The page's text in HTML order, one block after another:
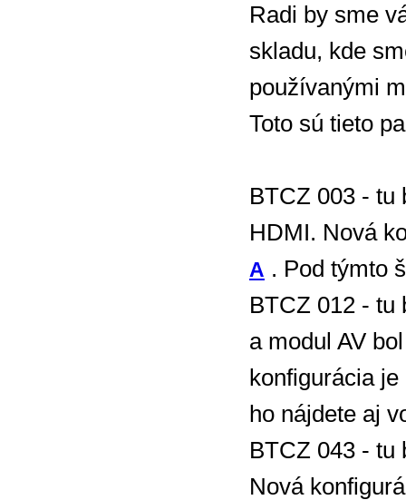
Radi by sme
skladu, kde
používanými
Toto sú tieto
BTCZ 003 - tu
HDMI. Nová
A . Pod týmto
BTCZ 012 - tu
a modul AV
konfigurácia
ho nájdete aj
BTCZ 043 - tu
Nová